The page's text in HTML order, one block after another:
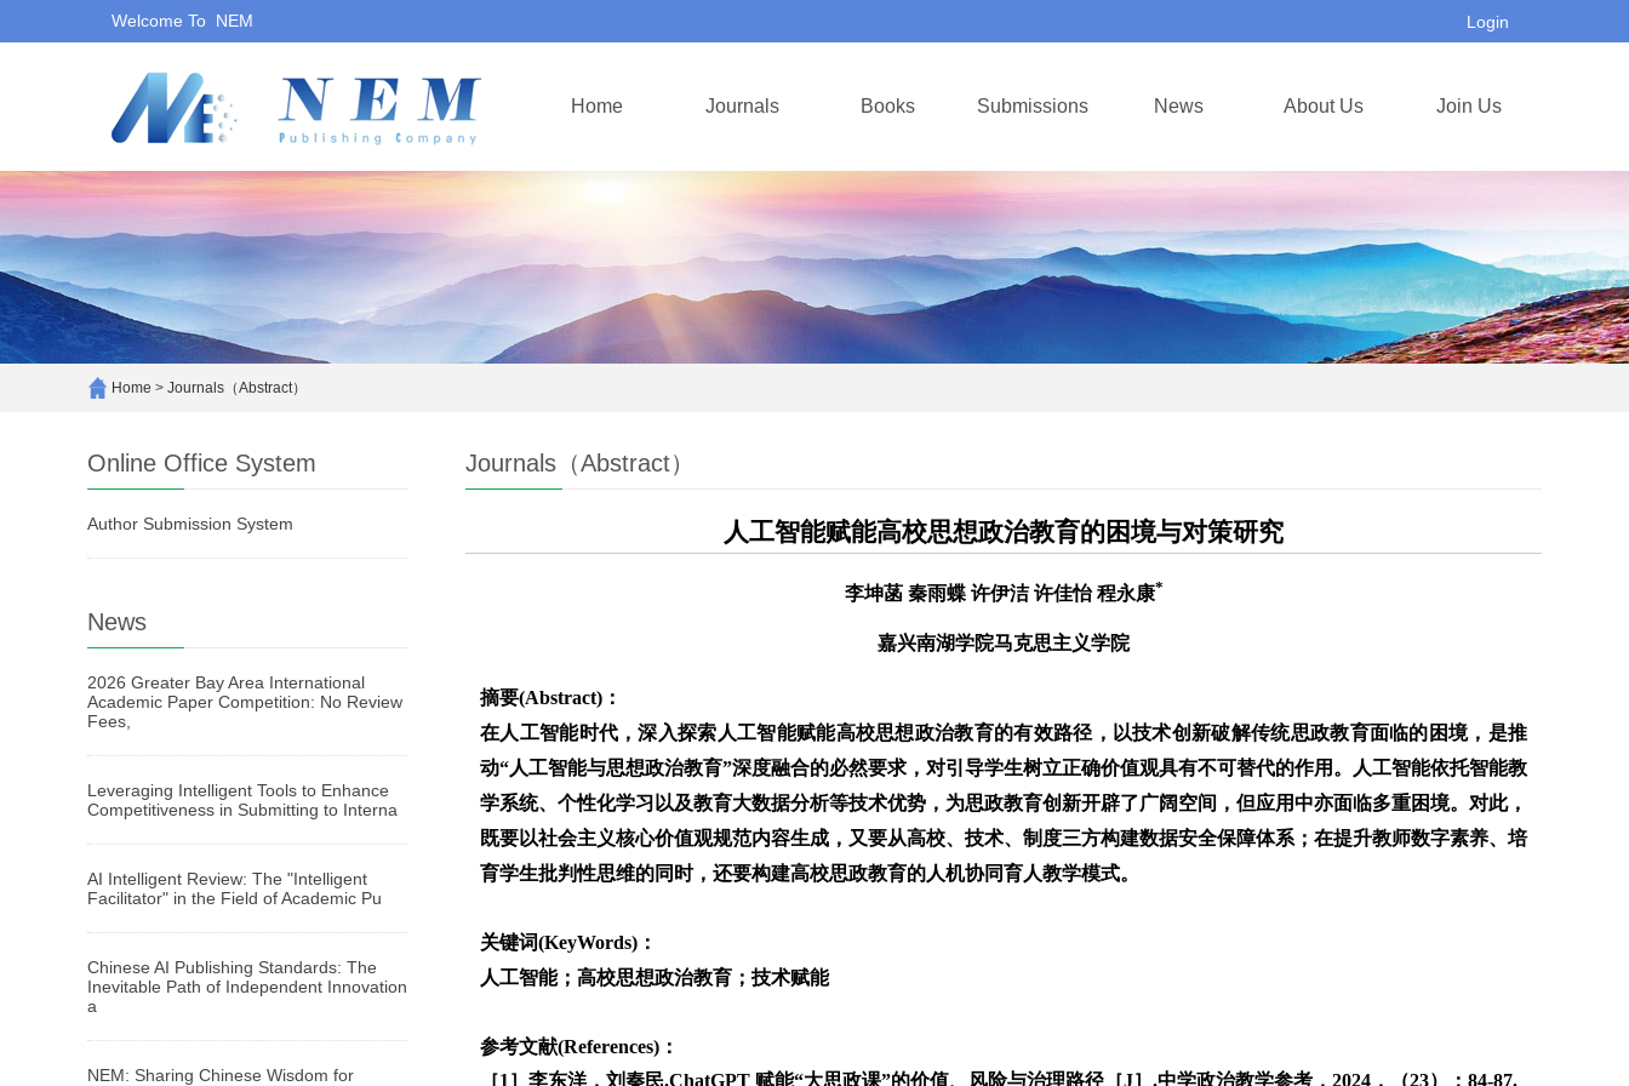
Welcome To NEM Login
Home Journals Books Submissions News About Us Join Us
Home > Journals（Abstract）
Online Office System
Author Submission System
News
2026 Greater Bay Area International
Academic Paper Competition: No Review
Fees,
Leveraging Intelligent Tools to Enhance
Competitiveness in Submitting to Interna
AI Intelligent Review: The "Intelligent
Facilitator" in the Field of Academic Pu
Chinese AI Publishing Standards: The
Inevitable Path of Independent Innovation
a
NEM: Sharing Chinese Wisdom for
Journals（Abstract）
人工智能赋能高校思想政治教育的困境与对策研究
李坤菡 秦雨蝶 许伊洁 许佳怡 程永康*
嘉兴南湖学院马克思主义学院
摘要(Abstract)：
在人工智能时代，深入探索人工智能赋能高校思想政治教育的有效路径，以技术创新破解传统思政教育面临的困境，是推
动“人工智能与思想政治教育”深度融合的必然要求，对引导学生树立正确价值观具有不可替代的作用。人工智能依托智能教
学系统、个性化学习以及教育大数据分析等技术优势，为思政教育创新开辟了广阔空间，但应用中亦面临多重困境。对此，
既要以社会主义核心价值观规范内容生成，又要从高校、技术、制度三方构建数据安全保障体系；在提升教师数字素养、培
育学生批判性思维的同时，还要构建高校思政教育的人机协同育人教学模式。
关键词(KeyWords)：
人工智能；高校思想政治教育；技术赋能
参考文献(References)：
［1］李东洋，刘秦民.ChatGPT 赋能“大思政课”的价值、风险与治理路径［J］.中学政治教学参考，2024，（23）：84-87.